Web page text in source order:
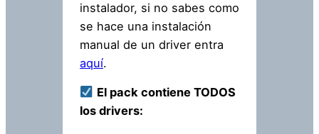
instalador, si no sabes como
se hace una instalación
manual de un driver entra
aquí.
El pack contiene TODOS
los drivers: